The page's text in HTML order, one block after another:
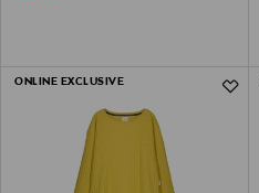
ONLINE EXCLUSIVE